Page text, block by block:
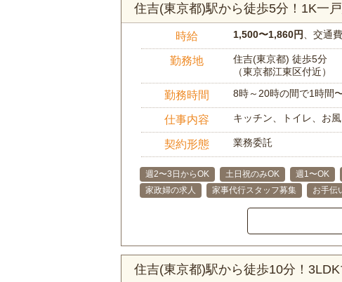
住吉(東京都)駅から徒歩5分！1K一
時給 1,500〜1,860円 、交通
勤務地
住吉(東京都) 徒歩5分
（東京都江東区付近）
勤務時間 8時～20時の間で1時間
仕事内容 キッチン、トイレ、お
契約形態 業務委託
週2〜3日からOK 土日祝のみOK 週1〜OK
家政婦の求人
家事代行スタッフ募集 お手伝
住吉(東京都)駅から徒歩10分！